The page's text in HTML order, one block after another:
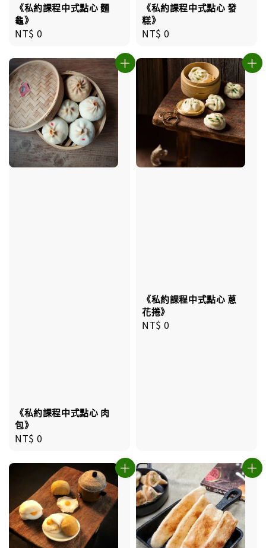
《私約課程中式點心 麵
龜》
Regular
NT$ 0
《私約課程中式點心 發
糕》
Regular
NT$ 0
《私約課程中式點心 肉
包》
Regular
NT$ 0
《私約課程中式點心 蔥
花捲》
Regular
NT$ 0